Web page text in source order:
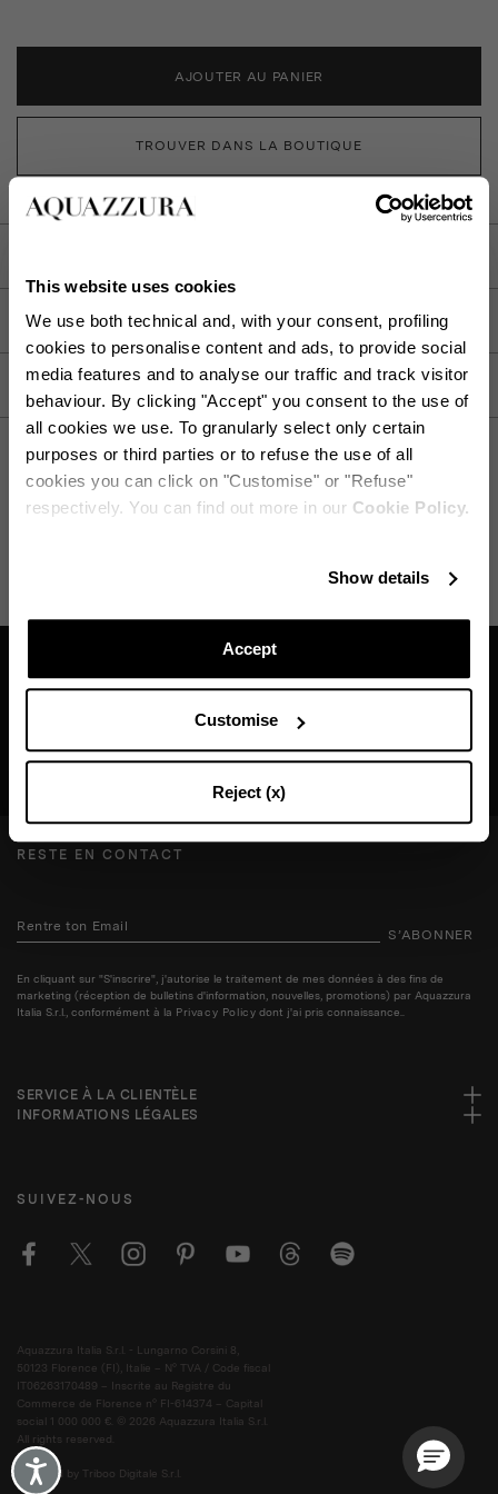
This website uses cookies
We use both technical and, with your consent, profiling
cookies to personalise content and ads, to provide social
media features and to analyse our traffic and track visitor
behaviour. By clicking "Accept" you consent to the use of
all cookies we use. To granularly select only certain
purposes or third parties or to refuse the use of all
cookies you can click on "Customise" or "Refuse"
respectively. You can find out more in our Cookie Policy.
Show details
Accept
Customise
Reject (x)
Accessibility
CONTINUEZ À VOUS ABONNER
AJOUTER AU PANIER
TROUVER DANS LA BOUTIQUE
DÉTAIL
SOIN
EXPÉDITION ET RETOUR
Trouvez une boutique près de chez vous
RECHERCHE BOUTIQUE
RESTE EN CONTACT
S’ABONNER
En cliquant sur "S'inscrire", j'autorise le traitement de mes données à des fins de
marketing (réception de bulletins d'information, nouvelles, promotions) par Aquazzura
Italia S.r.l., conformément à la Privacy Policy dont j'ai pris connaissance..
SERVICE À LA CLIENTÈLE
INFORMATIONS LÉGALES
SUIVEZ-NOUS
Aquazzura Italia S.r.l. - Lungarno Corsini 8,
50123 Florence (FI), Italie – N° TVA / Code fiscal
IT06263170489 – Inscrite au Registre du
Commerce de Florence n° FI-614374 – Capital
social 1 000 000 €. © 2026 Aquazzura Italia S.r.l.
All rights reserved.
Powered by Triboo Digitale S.r.l.